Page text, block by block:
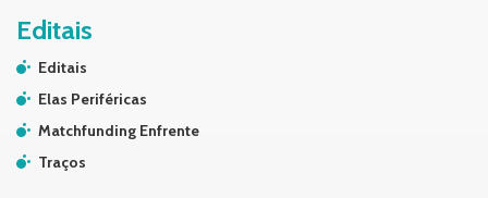
Editais
Editais
Elas Periféricas
Matchfunding Enfrente
Traços